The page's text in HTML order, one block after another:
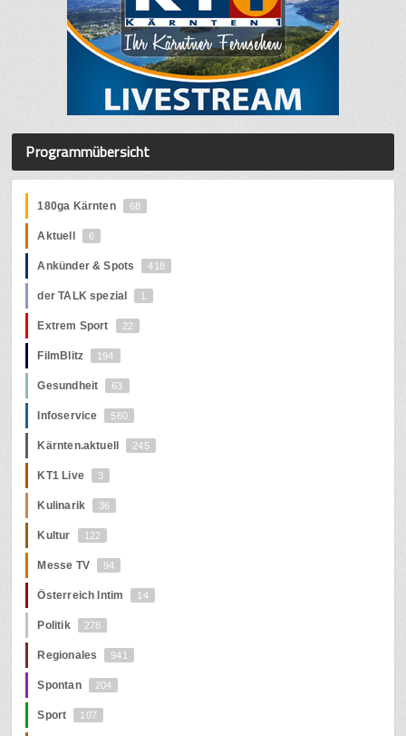
Programmübersicht
180ga Kärnten 68
Aktuell 6
Ankünder & Spots 418
der TALK spezial 1
Extrem Sport 22
FilmBlitz 194
Gesundheit 63
Infoservice 560
Kärnten.aktuell 245
KT1 Live 3
Kulinarik 36
Kultur 122
Messe TV 94
Österreich Intim 14
Politik 278
Regionales 941
Spontan 204
Sport 107